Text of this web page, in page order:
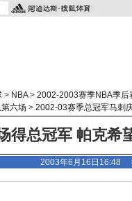
> NBA> 2002-2003赛季NBA季后
六场 > 2002-03赛季总冠军马刺
得总冠军 帕克希
2003年6月16日16:48